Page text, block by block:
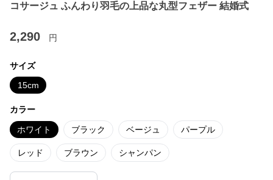
コサージュ ふんわり羽毛の上品な丸型フェザー 結婚式
2,290 円
サイズ
15cm
カラー
ホワイト ブラック ベージュ パープル
レッド ブラウン シャンパン